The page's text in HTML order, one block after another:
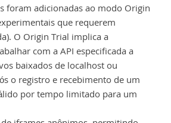
foram adicionadas ao modo Origin
que requerem
O Origin Trial implica a
com a API especificada a
baixados de localhost ou
o registro e recebimento de um
por tempo limitado para um